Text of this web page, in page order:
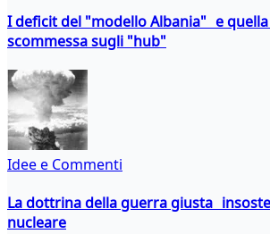
I deficit del "modello Albania" e
scommessa sugli "hub"
Idee e Commenti
La dottrina della guerra giusta
nucleare